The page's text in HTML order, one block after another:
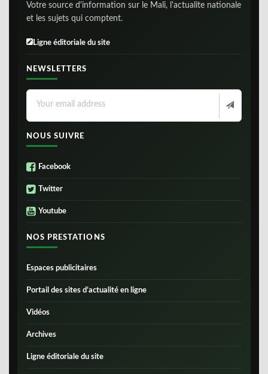
Votre source d'information sur le Mali, l'actualite nationale
et les sujets qui comptent.
Ligne éditoriale du site
NEWSLETTERS
NOUS SUIVRE
Facebook
Twitter
Youtube
NOS PRESTATIONS
Espaces publicitaires
Portail des sites d’actualité en ligne
Vidéos
Archives
Ligne éditoriale du site